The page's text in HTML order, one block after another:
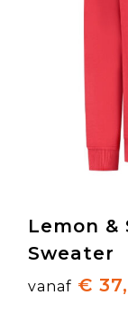
Lemon &
Sweater
vanaf €